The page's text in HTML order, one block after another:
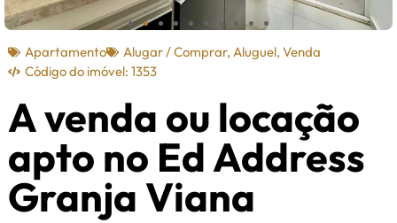
Apartamento Alugar / Comprar, Aluguel, Venda
Código do imóvel: 1353
A venda ou locação
apto no Ed Address
Granja Viana